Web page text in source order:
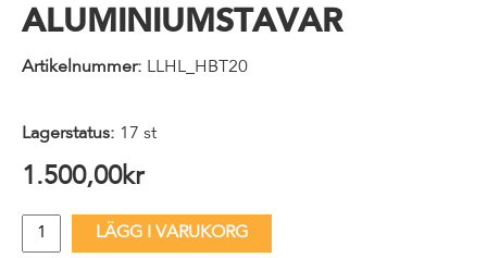
ALUMINIUMSTAVAR
Artikelnummer: LLHL_HBT20
Lagerstatus: 17 st
1.500,00kr
LÄGG I VARUKORG